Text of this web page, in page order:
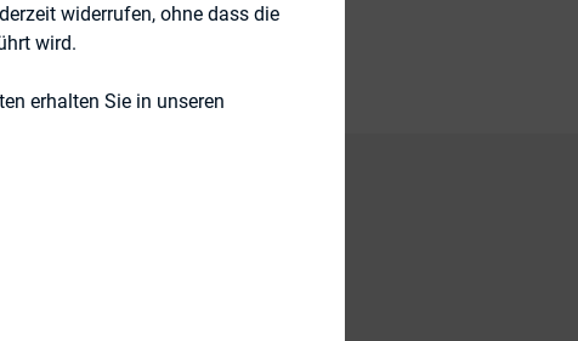
in den
Börsengang der
die Frage, wie sich
widerrufen, ohne dass die
wird.
erhalten Sie in unseren